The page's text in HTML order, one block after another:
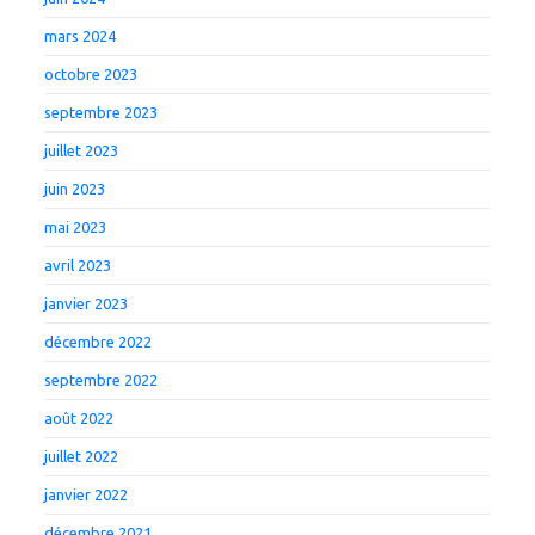
mars 2024
octobre 2023
septembre 2023
juillet 2023
juin 2023
mai 2023
avril 2023
janvier 2023
décembre 2022
septembre 2022
août 2022
juillet 2022
janvier 2022